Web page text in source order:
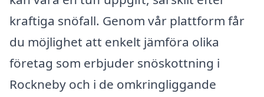
kraftiga snöfall. Genom vår plattform får
du möjlighet att enkelt jämföra olika
företag som erbjuder snöskottning i
Rockneby och i de omkringliggande